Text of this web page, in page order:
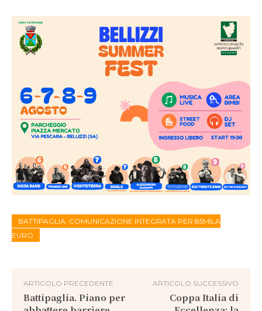
BATTIPAGLIA. COMUNICAZIONE INTEGRATA PER 85MILA
EURO
ARTICOLO PRECEDENTE
Battipaglia. Piano per
ARTICOLO SUCCESSIVO
Coppa Italia di